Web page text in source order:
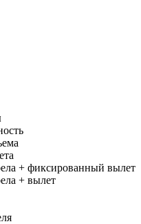
+ фиксированный вылет
+ вылет